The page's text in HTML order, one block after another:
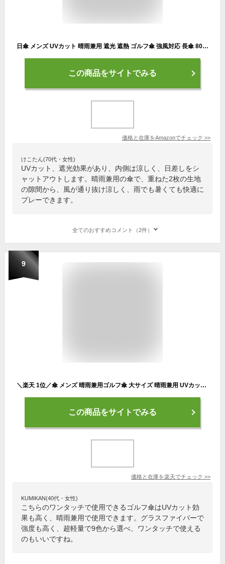
日傘 メンズ UVカット 晴雨兼用 遮光 遮熱 ゴルフ傘 強風対応 長傘 80cm シルバー/ネイビー ストレート手元 大きい傘 ひんやり傘【LIEBEN-0198】
この商品をサイトでみる
価格と在庫をAmazonでチェック >>
けこたん(70代・女性)
UVカット、遮光効果があり、内側は涼しく、日差しをシ
ャットアウトします。晴雨兼用の傘で、重ねた2枚の生地
の隙間から、風が通り抜け涼しく、雨でも暑くても快適に
プレーできます。
全てのおすすめコメント（2件）
9
＼楽天 1位／傘 メンズ 晴雨兼用ゴルフ傘 大サイズ 晴雨兼用 UVカット 高強度 超軽量 長傘 9色 傘 日傘 ワンタッチ 紫外線カット UPF50+ グラスファイバー メンズ レディース ゴルフ
この商品をサイトでみる
価格と在庫を楽天でチェック >>
KUMIKAN(40代・女性)
こちらのワンタッチで使用できるゴルフ傘はUVカット効
果も高く、晴雨兼用で使用できます。グラスファイバーで
強度も高く、超軽量で9色から選べ、ワンタッチで使える
のもいいですね。